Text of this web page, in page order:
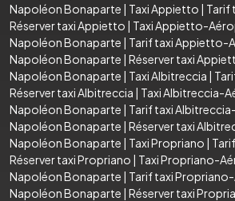
Napoléon Bonaparte | Taxi Appietto | Tarif
Réserver taxi Appietto | Taxi Appietto-
Napoléon Bonaparte | Tarif taxi Appietto-
Napoléon Bonaparte | Réserver taxi
Napoléon Bonaparte | Taxi Albitreccia |
Réserver taxi Albitreccia | Taxi Albitreccia-
Napoléon Bonaparte | Tarif taxi
Napoléon Bonaparte | Réserver taxi
Napoléon Bonaparte | Taxi Propriano |
Réserver taxi Propriano | Taxi Propriano-
Napoléon Bonaparte | Tarif taxi
Napoléon Bonaparte | Réserver taxi